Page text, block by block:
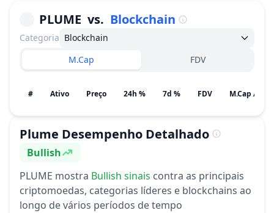
PLUME vs. Blockchain
Categoria Blockchain
M.Cap
FDV
# Ativo Preço 24h % 7d % FDV
Plume Desempenho Detalhado
Sentimento
Bullish
PLUME mostra Bullish sinais contra as principais
criptomoedas, categorias líderes e blockchains ao
longo de vários períodos de tempo